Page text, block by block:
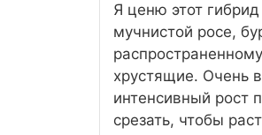
Я ценю этот
мучнистой росе,
хрустящие. Очень
интенсивный рост
срезать, чтобы